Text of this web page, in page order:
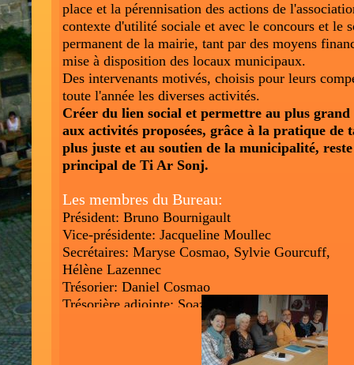
place et la pérennisation des actions de
contexte d'utilité sociale et avec le concours et le
permanent de la mairie, tant par des moyens
mise à disposition des locaux municipaux.
Des intervenants motivés, choisis pour leurs
toute l'année les diverses activités.
Créer du lien social et permettre au plus grand
aux activités proposées, grâce à la pratique de
plus juste et au soutien de la municipalité,
principal de Ti Ar Sonj.
Les membres du Bureau:
Président: Bruno Bournigault
Vice-présidente: Jacqueline Moullec
Secrétaires: Maryse Cosmao, Sylvie Gourcuff,
Hélène Lazennec
Trésorier: Daniel Cosmao
Trésorière adjointe: Soaz Brelivet
Les membres du Conseil d'Administration:
Mariannick Archant, Nadine Cotten, Claudine